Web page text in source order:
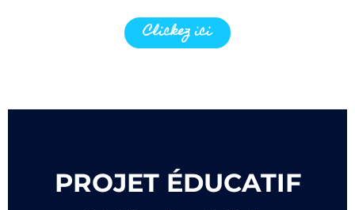
Clickez ici
PROJET ÉDUCATIF